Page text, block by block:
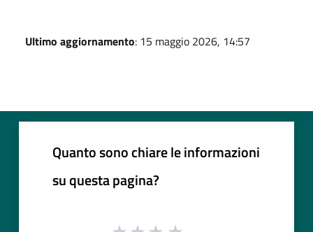
Ultimo aggiornamento: 15 maggio 2026, 14:57
Quanto sono chiare le informazioni
su questa pagina?